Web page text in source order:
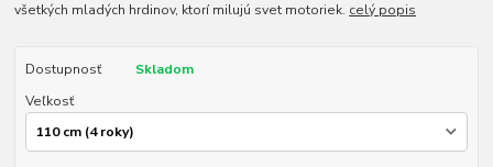
všetkých mladých hrdinov, ktorí milujú svet motoriek. celý popis
Dostupnosť
Skladom
Veľkosť